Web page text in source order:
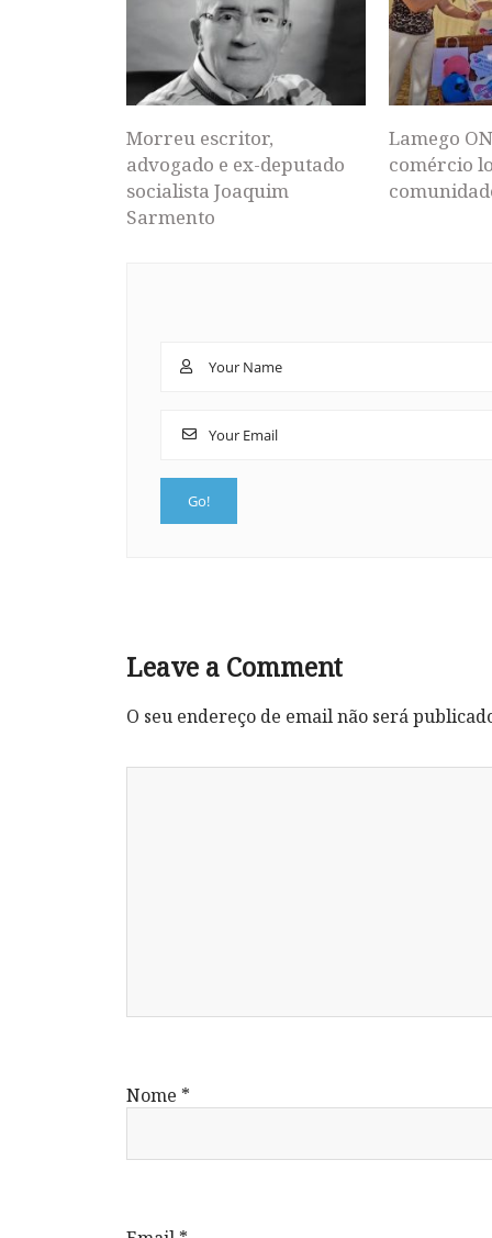
Morreu escritor,
advogado e ex-deputado
socialista Joaquim
Sarmento
Lamego
comércio
Leave a Comment
O seu endereço de email não será
Nome *